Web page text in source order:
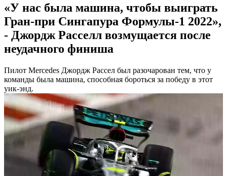
«У нас была машина, чтобы выиграть
Гран-при Сингапура Формулы-1 2022»,
- Джордж Расселл возмущается после
неудачного финиша
Пилот Mercedes Джордж Рассел был разочарован тем, что у
команды была машина, способная бороться за победу в этот
уик-энд.